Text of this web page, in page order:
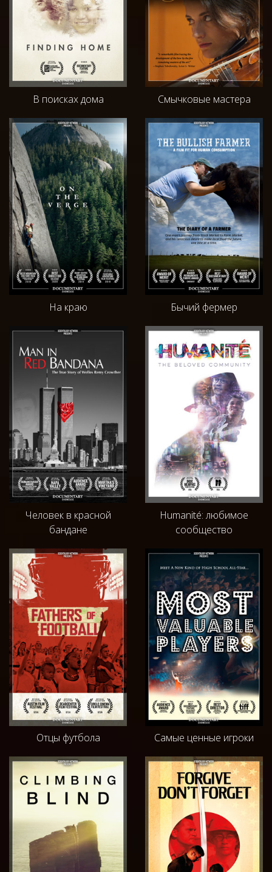
В поисках дома Смычковые мастера
На краю Бычий фермер
Человек в красной
бандане
Humanité: любимое
сообщество
Отцы футбола Самые ценные игроки